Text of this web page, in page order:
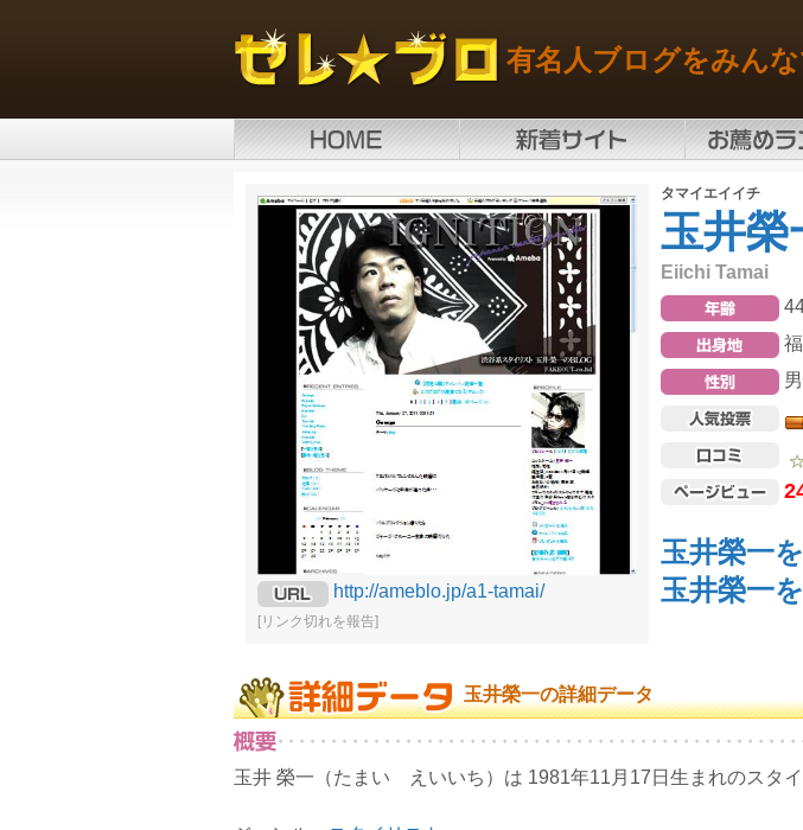
有名人ブログをみん
http://ameblo.jp/a1-tamai/
[リンク切れを報告]
タマイエイイチ
玉井榮
Eiichi Tamai
玉井榮一
玉井榮一
玉井榮一の詳細データ
玉井 榮一（たまい えいいち）は 1981年11月17日生まれのスタ